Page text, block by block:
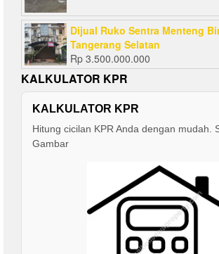
Dijual Ruko Sentra Menteng
Tangerang Selatan
Rp 3.500.000.000
KALKULATOR KPR
KALKULATOR KPR
Hitung cicilan KPR Anda dengan mudah.
Gambar